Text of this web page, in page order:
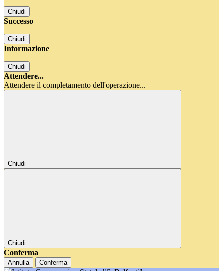
Chiudi
Successo
Chiudi
Informazione
Chiudi
Attendere...
Attendere il completamento dell'operazione...
Chiudi
Chiudi
Conferma
Annulla Conferma